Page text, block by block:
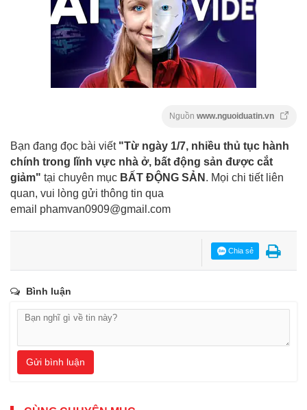
Nguồn www.nguoiduatin.vn
Bạn đang đọc bài viết "Từ ngày 1/7, nhiều thủ tục hành
chính trong lĩnh vực nhà ở, bất động sản được cắt
giảm" tại chuyên mục BẤT ĐỘNG SẢN . Mọi chi tiết liên
quan, vui lòng gửi thông tin qua
email phamvan0909@gmail.com
Chia sẻ
Bình luận
Gửi bình luận